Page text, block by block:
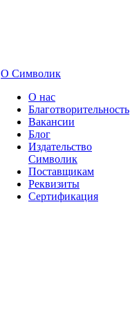
О Символик
О нас
Благотворительность
Вакансии
Блог
Издательство
Символик
Поставщикам
Реквизиты
Сертификация